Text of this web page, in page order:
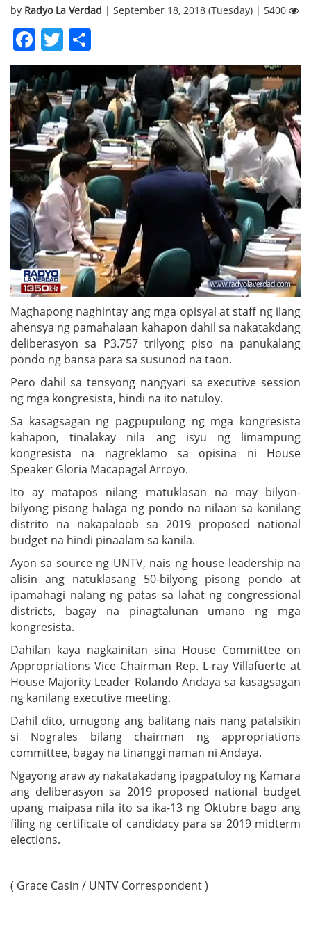
by Radyo La Verdad | September 18, 2018 (Tuesday) | 5400
Facebook
Twitter
Maghapong naghintay ang mga opisyal at staff ng ilang
ahensya ng pamahalaan kahapon dahil sa nakatakdang
deliberasyon sa P3.757 trilyong piso na panukalang
pondo ng bansa para sa susunod na taon.
Pero dahil sa tensyong nangyari sa executive session
ng mga kongresista, hindi na ito natuloy.
Sa kasagsagan ng pagpupulong ng mga kongresista
kahapon, tinalakay nila ang isyu ng limampung
kongresista na nagreklamo sa opisina ni House
Speaker Gloria Macapagal Arroyo.
Ito ay matapos nilang matuklasan na may bilyon-
bilyong pisong halaga ng pondo na nilaan sa kanilang
distrito na nakapaloob sa 2019 proposed national
budget na hindi pinaalam sa kanila.
Ayon sa source ng UNTV, nais ng house leadership na
alisin ang natuklasang 50-bilyong pisong pondo at
ipamahagi nalang ng patas sa lahat ng congressional
districts, bagay na pinagtalunan umano ng mga
kongresista.
Dahilan kaya nagkainitan sina House Committee on
Appropriations Vice Chairman Rep. L-ray Villafuerte at
House Majority Leader Rolando Andaya sa kasagsagan
ng kanilang executive meeting.
Dahil dito, umugong ang balitang nais nang patalsikin
si Nograles bilang chairman ng appropriations
committee, bagay na tinanggi naman ni Andaya.
Ngayong araw ay nakatakadang ipagpatuloy ng Kamara
ang deliberasyon sa 2019 proposed national budget
upang maipasa nila ito sa ika-13 ng Oktubre bago ang
filing ng certificate of candidacy para sa 2019 midterm
elections.
( Grace Casin / UNTV Correspondent )